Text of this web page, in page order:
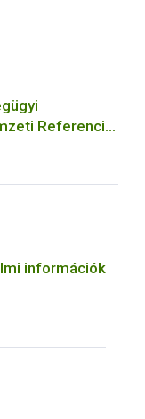
Referencia
információk